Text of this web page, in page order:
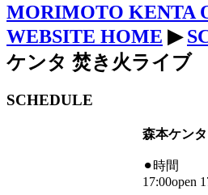
MORIMOTO KENTA
WEBSITE HOME ▶
ケンタ 焚き火ライブ
SCHEDULE
森本ケン
⚫︎時間
17:00open